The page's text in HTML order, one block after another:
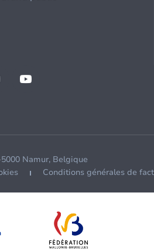
Namur, Belgique
Conditions générales de